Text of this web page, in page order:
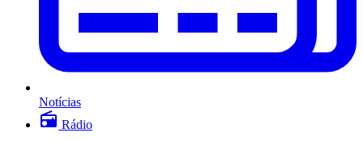
Notícias
Rádio